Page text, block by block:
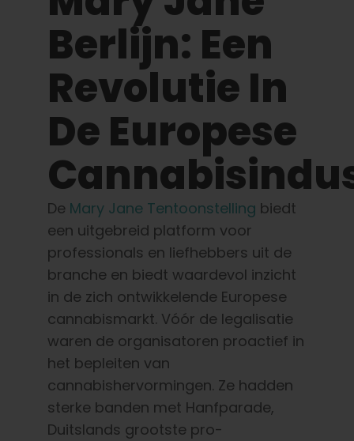
Druk op
Over
Pheno jagen
Behoud van Caribische genetica
Neem contact op met
Winkel op
Nederlands
Zoeken:
Berlijn: Een
Revolutie In
De Europese
De Mary Jane Tentoonstelling biedt
een uitgebreid platform voor
professionals en liefhebbers uit de
branche en biedt waardevol inzicht
in de zich ontwikkelende Europese
cannabismarkt. Vóór de legalisatie
waren de organisatoren proactief in
het bepleiten van
cannabishervormingen. Ze hadden
sterke banden met Hanfparade,
Duitslands grootste pro-